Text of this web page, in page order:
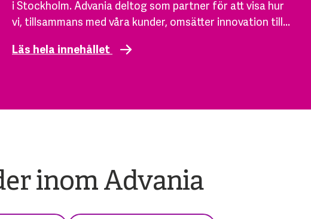
i Stockholm. Advania deltog som partner för att visa hur
vi, tillsammans med våra kunder, omsätter innovation till...
Läs hela innehållet
inom Advania